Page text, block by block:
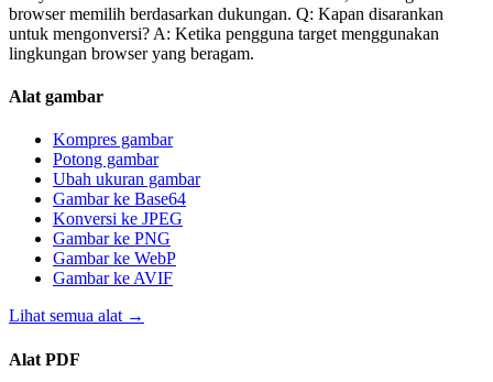
browser memilih berdasarkan dukungan. Q: Kapan disarankan
untuk mengonversi? A: Ketika pengguna target menggunakan
lingkungan browser yang beragam.
Alat gambar
Kompres gambar
Potong gambar
Ubah ukuran gambar
Gambar ke Base64
Konversi ke JPEG
Gambar ke PNG
Gambar ke WebP
Gambar ke AVIF
Lihat semua alat→
Alat PDF